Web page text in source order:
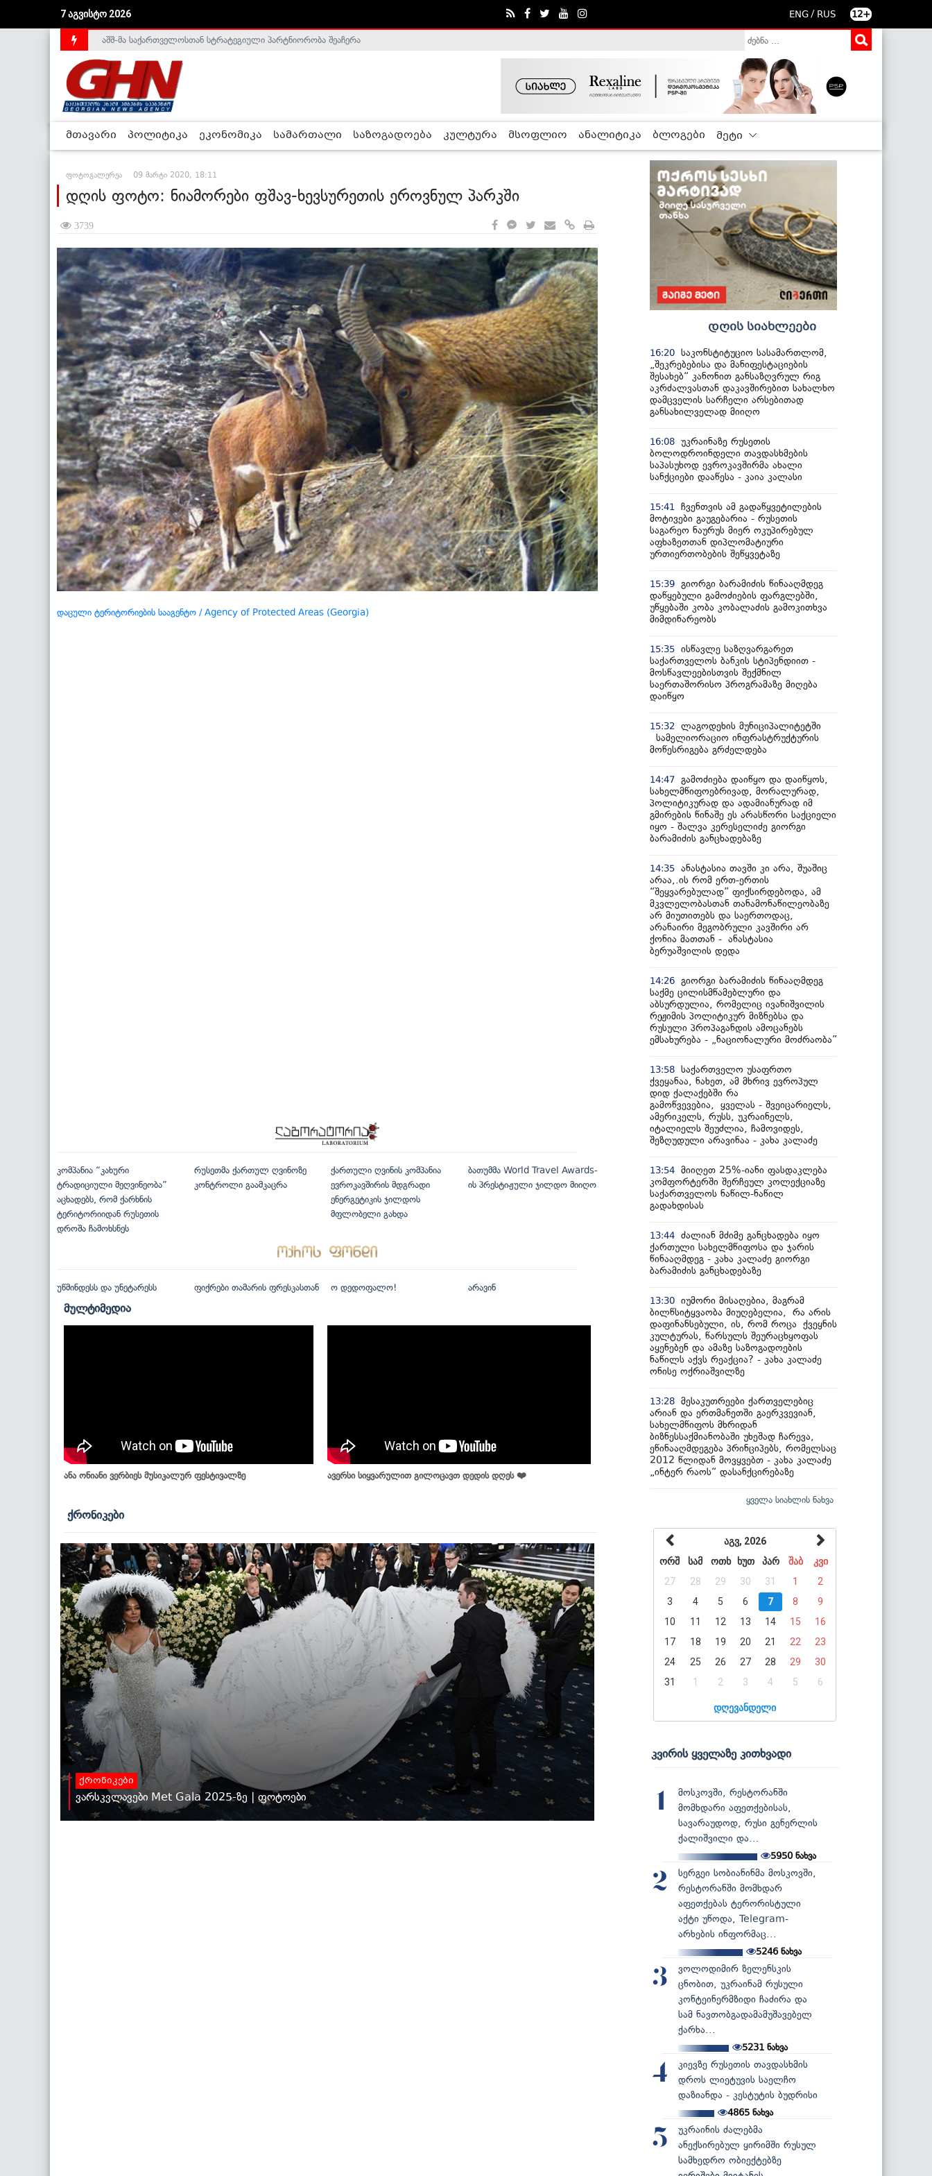
7 აგვისტო 2026 ENG / RUS 12+
საქართველოს დე-ფაქტო მთავრობა არალეგიტიმურია - ჰელსინკის კომისია
აშშ-მა საქართველოსთან სტრატეგიული პარტნიორობა შეაჩერა
მთავარი პოლიტიკა ეკონომიკა სამართალი საზოგადოება კულტურა მსოფლიო ანალიტიკა ბლოგები მეტი
ფოტოგალერეა 09 მარტი 2020, 18:11
დღის ფოტო: ნიამორები ფშავ-ხევსურეთის ეროვნულ პარკში
3739
დაცული ტერიტორიების სააგენტო / Agency of Protected Areas (Georgia)
კომპანია “კახური
ტრადიციული მეღვინეობა”
აცხადებს, რომ ქარხნის
ტერიტორიიდან რუსეთის
დროშა ჩამოხსნეს
რუსეთმა ქართულ ღვინოზე
კონტროლი გაამკაცრა
ქართული ღვინის კომპანია
ევროკავშირის მდგრადი
ენერგეტიკის ჯილდოს
მფლობელი გახდა
ბათუმმა World Travel Awards-
ის პრესტიჟული ჯილდო მიიღო
უწმინდესს და უნეტარესს ფიქრები თამარის ფრესკასთან ო დედოფალო! არავინ
მულტიმედია
ანა ონიანი ვერბიეს მუსიკალურ ფესტივალზე ავერსი სიყვარულით გილოცავთ დედის დღეს ❤️
ქრონიკები
ქრონიკები
ვარსკვლავები Met Gala 2025-ზე | ფოტოები
დღის სიახლეები
16:20 საკონსტიტუციო სასამართლომ,
„შეკრებებისა და მანიფესტაციების
შესახებ“ კანონით განსაზღვრულ რიგ
აკრძალვასთან დაკავშირებით სახალხო
დამცველის სარჩელი არსებითად
განსახილველად მიიღო
16:08 უკრაინაზე რუსეთის
ბოლოდროინდელი თავდასხმების
საპასუხოდ ევროკავშირმა ახალი
სანქციები დააწესა - კაია კალასი
15:41
ჩვენთვის ამ გადაწყვეტილების
მოტივები გაუგებარია - რუსეთის
საგარეო ნაურუს მიერ ოკუპირებულ
აფხაზეთთან დიპლომატიური
ურთიერთობების შეწყვეტაზე
15:39 გიორგი ბარამიძის წინააღმდეგ
დაწყებული გამოძიების ფარგლებში,
უწყებაში კობა კობალაძის გამოკითხვა
მიმდინარეობს
15:35 ისწავლე საზღვარგარეთ
საქართველოს ბანკის სტიპენდიით -
მოსწავლეებისთვის შექმნილ
საერთაშორისო პროგრამაზე მიღება
დაიწყო
15:32
ლაგოდეხის მუნიციპალიტეტში
სამელიორაციო ინფრასტრუქტურის
მოწესრიგება გრძელდება
14:47 გამოძიება დაიწყო და დაიწყოს,
სახელმწიფოებრივად, მორალურად,
პოლიტიკურად და ადამიანურად იმ
გმირების წინაშე ეს არასწორი საქციელი
იყო - შალვა კერესელიძე გიორგი
ბარამიძის განცხადებაზე
14:35 ანასტასია თავში კი არა, შუაშიც
არაა,.ის რომ ერთ-ერთის
“შეყვარებულად” ფიქსირდებოდა, ამ
მკვლელობასთან თანამონაწილეობაზე
არ მიუთითებს და საერთოდაც,
არანაირი მეგობრული კავშირი არ
ქონია მათთან - ანასტასია
ბერუაშვილის დედა
14:26 გიორგი ბარამიძის წინააღმდეგ
საქმე ცილისმწამებლური და
აბსურდულია, რომელიც ივანიშვილის
რეჟიმის პოლიტიკურ მიზნებსა და
რუსული პროპაგანდის ამოცანებს
ემსახურება - „ნაციონალური მოძრაობა”
13:58 საქართველო უსაფრთო
ქვეყანაა, ნახეთ, ამ მხრივ ევროპულ
დიდ ქალაქებში რა
გამოწვევებია, ყველას - შვეიცარიელს,
ამერიკელს, რუსს, უკრაინელს,
იტალიელს შეუძლია, ჩამოვიდეს,
შეზღუდული არავინაა - კახა კალაძე
13:54 მიიღეთ 25%-იანი ფასდაკლება
კომფორტერში შერჩეულ კოლექციაზე
საქართველოს ნაწილ-ნაწილ
გადახდისას
13:44 ძალიან მძიმე განცხადება იყო
ქართული სახელმწიფოსა და ჯარის
წინააღმდეგ - კახა კალაძე გიორგი
ბარამიძის განცხადებაზე
13:30 იუმორი მისაღებია, მაგრამ
ბილწსიტყვაობა მიუღებელია, რა არის
დაფინანსებული, ის, რომ როცა ქვეყნის
კულტურას, წარსულს შეურაცხყოფას
აყენებენ და ამაზე საზოგადოების
ნაწილს აქვს რეაქცია? - კახა კალაძე
ონისე ოქრიაშვილზე
13:28 მესაკუთრეები ქართველებიც
არიან და ერთმანეთში გაერკვევიან,
სახელმწიფოს მხრიდან
ბიზნესსაქმიანობაში უხეშად ჩარევა,
ეწინააღმდეგება პრინციპებს, რომელსაც
2012 წლიდან მოვყვებთ - კახა კალაძე
„ინტერ რაოს“ დასანქცირებაზე
ყველა სიახლის ნახვა
აგვ, 2026
ორშ
სამ ოთხ ხუთ პარ შაბ
კვი
27
28 29 30 31 1
2
3
4 5 6 7 8
9
10
11 12 13 14 15
16
17
18 19 20 21 22
23
24
25 26 27 28 29
30
31
1 2 3 4 5 6
დღევანდელი
კვირის ყველაზე კითხვადი
1
მოსკოვში, რესტორანში
მომხდარი აფეთქებისას,
სავარაუდოდ, რუსი გენერლის
ქალიშვილი და...
5950ნახვა
2
სერგეი სობიანინმა მოსკოვში,
რესტორანში მომხდარ
აფეთქებას ტერორისტული
აქტი უწოდა, Telegram-
არხების ინფორმაც...
5246ნახვა
3
ვოლოდიმირ ზელენსკის
ცნობით, უკრაინამ რუსული
კონტეინერმზიდი ჩაძირა და
სამ ნავთობგადამამუშავებელ
ქარხა...
5231ნახვა
4
კიევზე რუსეთის თავდასხმის
დროს ლიეტუვის საელჩო
დაზიანდა - კესტუტის ბუდრისი
4865ნახვა
5
უკრაინის ძალებმა
ანექსირებულ ყირიმში რუსულ
სამხედრო ობიექტებზე